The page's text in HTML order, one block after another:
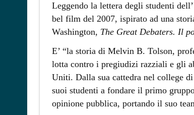
Leggendo la lettera degli studenti
bel film del 2007, ispirato ad una
Washington, The Great Debaters. Il
E’ “la storia di Melvin B. Tolson,
lotta contro i pregiudizi razziali e gli
Uniti. Dalla sua cattedra nel college
suoi studenti a fondare il primo
opinione pubblica, portando il suo